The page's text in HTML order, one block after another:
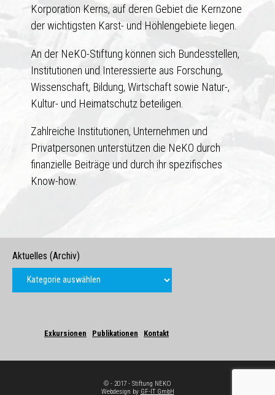
Korporation Kerns, auf deren Gebiet die Kernzone
der wichtigsten Karst- und Höhlengebiete liegen.
An der NeKO-Stiftung können sich Bundesstellen,
Institutionen und Interessierte aus Forschung,
Wissenschaft, Bildung, Wirtschaft sowie Natur-,
Kultur- und Heimatschutz beteiligen.
Zahlreiche Institutionen, Unternehmen und
Privatpersonen unterstützen die NeKO durch
finanzielle Beiträge und durch ihr spezifisches
Know-how.
Aktuelles (Archiv)
Exkursionen Publikationen Kontakt
© - 2017 - Stiftung NEKO
Webdesign by GF-IT GmbH